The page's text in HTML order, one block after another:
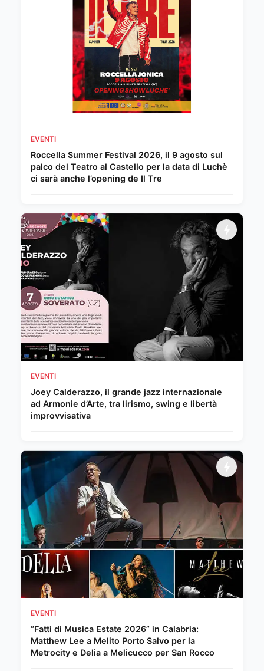
EVENTI
Roccella Summer Festival 2026, il 9 agosto sul
palco del Teatro al Castello per la data di Luchè
ci sarà anche l’opening de Il Tre
EVENTI
Joey Calderazzo, il grande jazz internazionale
ad Armonie d’Arte, tra lirismo, swing e libertà
improvvisativa
EVENTI
“Fatti di Musica Estate 2026” in Calabria:
Matthew Lee a Melito Porto Salvo per la
Metrocity e Delia a Melicucco per San Rocco